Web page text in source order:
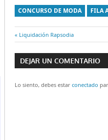
CONCURSO DE MODA FILA
Navegación
de
entradas
Entrada
anterior:
Liquidación Rapsodia
DEJAR UN COMENTARIO
Lo siento, debes estar conectado